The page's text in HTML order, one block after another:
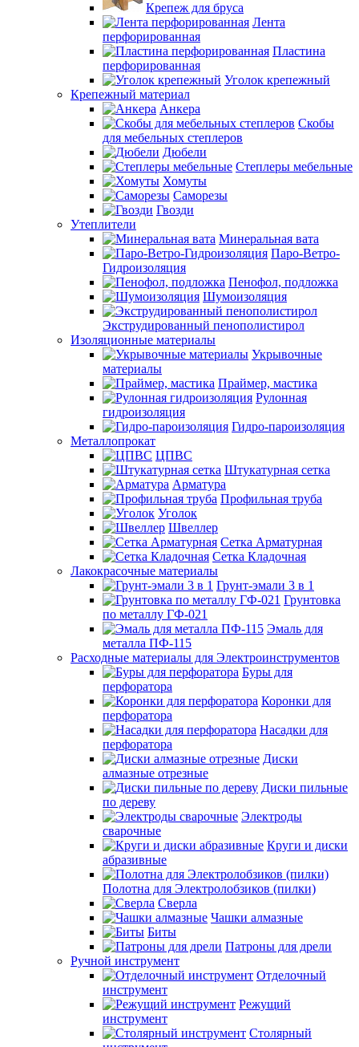
Крепеж для бруса
Лента
перфорированная
Пластина
перфорированная
Уголок крепежный
Крепежный материал
Анкера
Скобы
для мебельных степлеров
Дюбели
Степлеры мебельные
Хомуты
Саморезы
Гвозди
Утеплители
Минеральная вата
Паро-Ветро-
Гидроизоляция
Пенофол, подложка
Шумоизоляция
Экструдированный пенополистирол
Изоляционные материалы
Укрывочные
материалы
Праймер, мастика
Рулонная
гидроизоляция
Гидро-пароизоляция
Металлопрокат
ЦПВС
Штукатурная сетка
Арматура
Профильная труба
Уголок
Швеллер
Сетка Арматурная
Сетка Кладочная
Лакокрасочные материалы
Грунт-эмали 3 в 1
Грунтовка
по металлу ГФ-021
Эмаль для
металла ПФ-115
Расходные материалы для Электроинструментов
Буры для
перфоратора
Коронки для
перфоратора
Насадки для
перфоратора
Диски
алмазные отрезные
Диски пильные
по дереву
Электроды
сварочные
Круги и диски
абразивные
Полотна для Электролобзиков (пилки)
Сверла
Чашки алмазные
Биты
Патроны для дрели
Ручной инструмент
Отделочный
инструмент
Режущий
инструмент
Столярный